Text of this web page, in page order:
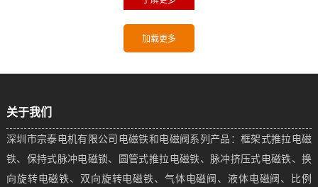
关于我们
深圳市宗泰电机有限公司电磁铁和电磁阀系列产品：框架式推拉电磁
铁、保持式脉冲电磁锁、圆管式推拉电磁铁、脉冲挤压式电磁铁、换
向旋转电磁铁、双向旋转电磁铁、气体电磁阀、液体电磁阀、比例